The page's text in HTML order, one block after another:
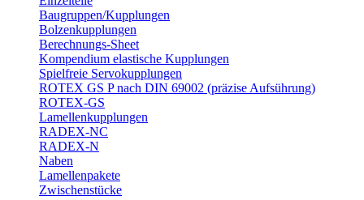
Baugruppen/Kupplungen
Bolzenkupplungen
Berechnungs-Sheet
Kompendium elastische Kupplungen
Spielfreie Servokupplungen
ROTEX GS P nach DIN 69002 (präzise Aufsührung)
ROTEX-GS
Lamellenkupplungen
RADEX-NC
RADEX-N
Naben
Lamellenpakete
Zwischenstücke